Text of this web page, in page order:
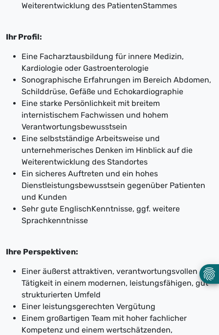
Weiterentwicklung des PatientenStammes
Ihr Profil:
Eine Facharztausbildung für innere Medizin,
Kardiologie oder Gastroenterologie
Sonographische Erfahrungen im Bereich Abdomen,
Schilddrüse, Gefäße und Echokardiographie
Eine starke Persönlichkeit mit breitem
internistischem Fachwissen und hohem
Verantwortungsbewusstsein
Eine selbstständige Arbeitsweise und
unternehmerisches Denken im Hinblick auf die
Weiterentwicklung des Standortes
Ein sicheres Auftreten und ein hohes
Dienstleistungsbewusstsein gegenüber Patienten
und Kunden
Sehr gute EnglischKenntnisse, ggf. weitere
Sprachkenntnisse
Ihre Perspektiven:
Einer äußerst attraktiven, verantwortungsvollen
Tätigkeit in einem modernen, leistungsfähigen, gut
strukturierten Umfeld
Einer leistungsgerechten Vergütung
Einem großartigen Team mit hoher fachlicher
Kompetenz und einem wertschätzenden,